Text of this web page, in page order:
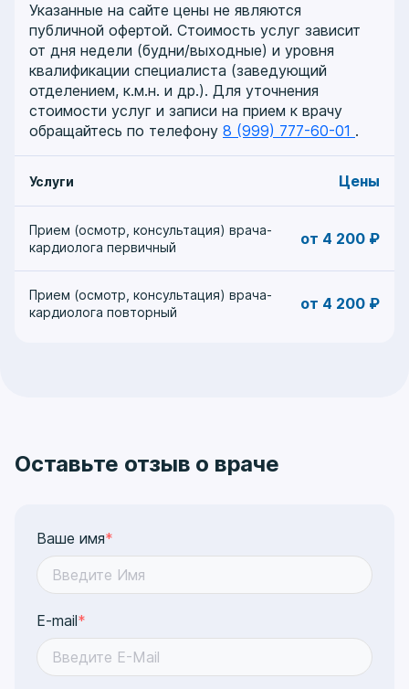
Указанные на сайте цены не являются
публичной офертой. Стоимость услуг зависит
от дня недели (будни/выходные) и уровня
квалификации специалиста (заведующий
отделением, к.м.н. и др.). Для уточнения
стоимости услуг и записи на прием к врачу
обращайтесь по телефону 8 (999) 777-60-01 .
Услуги Цены
Прием (осмотр, консультация) врача-
кардиолога первичный
от 4 200 ₽
Прием (осмотр, консультация) врача-
кардиолога повторный
от 4 200 ₽
Оставьте отзыв о враче
Ваше имя*
E-mail*